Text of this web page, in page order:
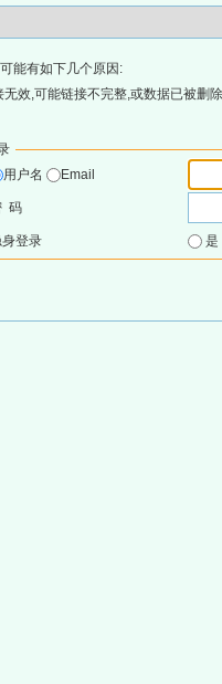
能有如下几个原因:
效,可能链接不完整,或数据已被删
用户名
Email
码
身登录